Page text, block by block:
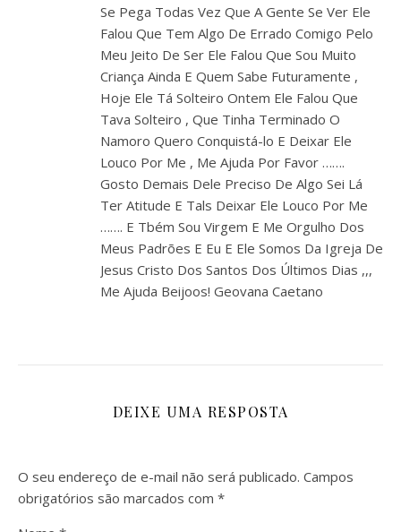
Se Pega Todas Vez Que A Gente Se Ver Ele
Falou Que Tem Algo De Errado Comigo Pelo
Meu Jeito De Ser Ele Falou Que Sou Muito
Criança Ainda E Quem Sabe Futuramente ,
Hoje Ele Tá Solteiro Ontem Ele Falou Que
Tava Solteiro , Que Tinha Terminado O
Namoro Quero Conquistá-lo E Deixar Ele
Louco Por Me , Me Ajuda Por Favor …….
Gosto Demais Dele Preciso De Algo Sei Lá
Ter Atitude E Tals Deixar Ele Louco Por Me
……. E Tbém Sou Virgem E Me Orgulho Dos
Meus Padrões E Eu E Ele Somos Da Igreja De
Jesus Cristo Dos Santos Dos Últimos Dias ,,,
Me Ajuda Beijoos! Geovana Caetano
DEIXE UMA RESPOSTA
O seu endereço de e-mail não será publicado. Campos
obrigatórios são marcados com *